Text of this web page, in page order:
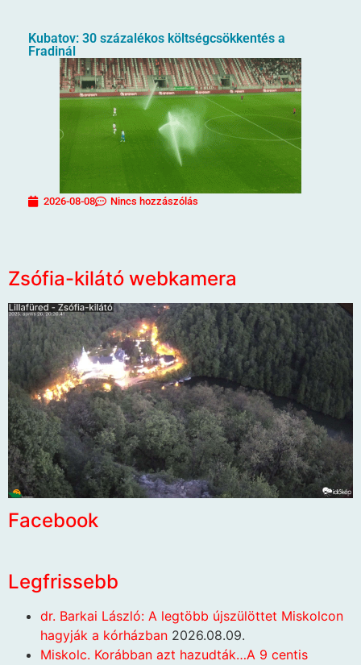
Kubatov: 30 százalékos költségcsökkentés a
Fradinál
2026-08-08 Nincs hozzászólás
Zsófia-kilátó webkamera
Facebook
Legfrissebb
dr. Barkai László: A legtöbb újszülöttet Miskolcon
hagyják a kórházban 2026.08.09.
Miskolc. Korábban azt hazudták…A 9 centis